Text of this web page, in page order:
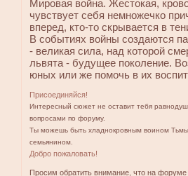
Мировая война. Жестокая,
чувствует себя немножечко
вперед, кто-то скрывается в
В событиях войны создаются
- великая сила, над которой
львята - будущее поколение.
юных или же помочь в их
Присоединяйся!
Интересный сюжет не оставит тебя
вопросами по форуму.
Ты можешь быть хладнокровным воином
семьянином.
Добро пожаловать!
Просим обратить внимание, что на